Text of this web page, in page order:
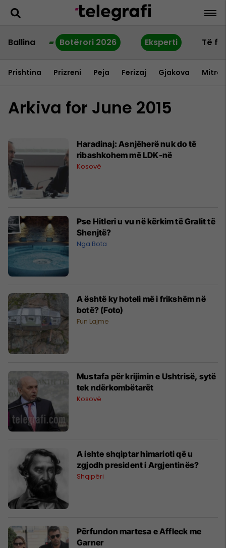
Ballina Botërori 2026 Eksperti Të
Prishtina Prizreni Peja Ferizaj Gjakova
Arkiva for June 2015
Haradinaj: Asnjëherë nuk do të
ribashkohem më LDK-në
Kosovë
Pse Hitleri u vu në kërkim të Gralit të
Shenjtë?
Nga Bota
A është ky hoteli më i frikshëm në
botë? (Foto)
Fun Lajme
Mustafa për krijimin e Ushtrisë, sytë
tek ndërkombëtarët
Kosovë
A ishte shqiptar himarioti që u
zgjodh president i Argjentinës?
Shqipëri
Përfundon martesa e Affleck me
Garner